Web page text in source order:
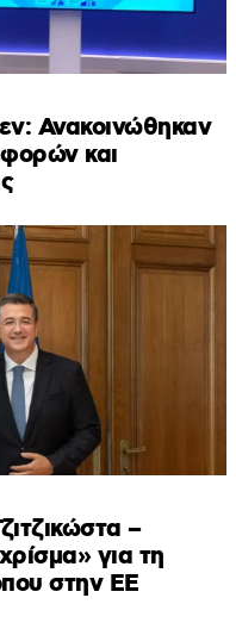
Ανακοινώθηκαν
και
–
για τη
στην ΕΕ